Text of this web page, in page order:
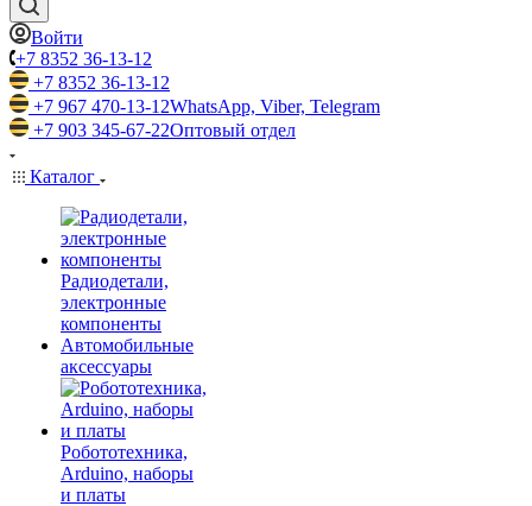
Войти
+7 8352 36-13-12
+7 8352 36-13-12
+7 967 470-13-12WhatsApp, Viber, Telegram
+7 903 345-67-22Оптовый отдел
Каталог
Радиодетали,
электронные
компоненты
Автомобильные
аксессуары
Робототехника,
Arduino, наборы
и платы